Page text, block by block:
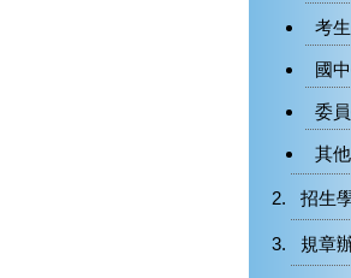
考
國
委
其
招生
規章